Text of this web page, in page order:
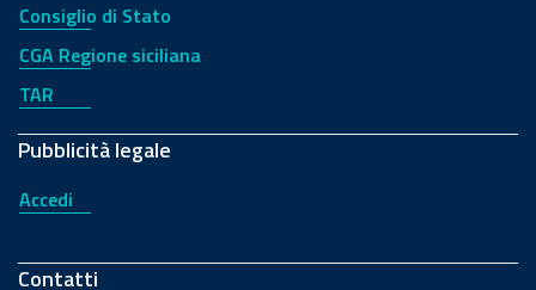
Consiglio di Stato
CGA Regione siciliana
TAR
Pubblicità legale
Accedi
Contatti